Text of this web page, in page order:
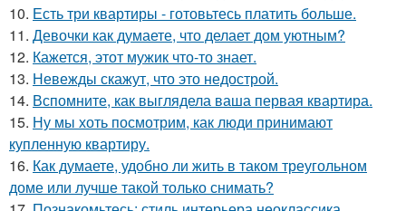
10. Есть три квартиры - готовьтесь платить больше.
11. Девочки как думаете, что делает дом уютным?
12. Кажется, этот мужик что-то знает.
13. Невежды скажут, что это недострой.
14. Вспомните, как выглядела ваша первая квартира.
15. Ну мы хоть посмотрим, как люди принимают
купленную квартиру.
16. Как думаете, удобно ли жить в таком треугольном
доме или лучше такой только снимать?